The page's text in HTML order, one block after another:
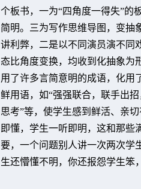
个板书，一为“四角度一得失”的
简明。三为写作思维导图，变抽
讲利弊，二是以不同演员演不同
态比角度变换，均收到化抽象为
用了许多言简意明的成语，化用
鲜用语，如“强强联合，联手出
思考”等，使学生感到鲜活、亲
即懂，学生一听即明，这和那些
要，一个问题别人讲一次两次学
生还懵懂不明，你还报怨学生笨